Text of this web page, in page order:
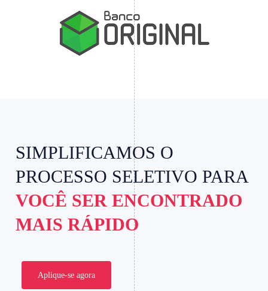
SIMPLIFICAMOS O
PROCESSO SELETIVO PARA
VOCÊ SER ENCONTRADO
MAIS RÁPIDO
Aplique-se agora